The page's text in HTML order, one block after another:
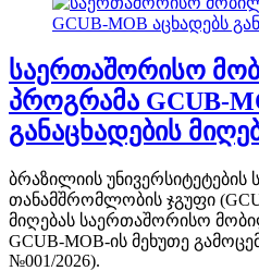
საერთაშორისო
პროგრამა GCUB-
განაცხადების
ბრაზილიის
თანამშრომლობის ჯგუფი
მიღებას საერთაშორისო
GCUB-MOB-ის მეხუთე
№001/2026).